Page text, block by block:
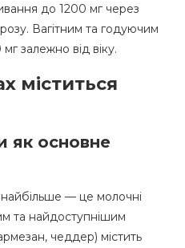
до 1200 мг через
Вагітним та годуючим
залежно від віку.
міститься
як основне
найбільше — це молочні
та найдоступнішим
чеддер) містить